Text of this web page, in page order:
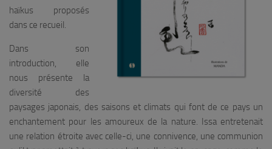
haïkus proposés
dans ce recueil.
Dans son
introduction, elle
nous présente la
diversité des
paysages japonais, des saisons et climats qui font de ce pays un
enchantement pour les amoureux de la nature. Issa entretenait
une relation étroite avec celle-ci, une connivence, une communion